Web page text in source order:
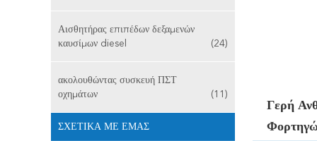
Αισθητήρας επιπέδων δεξαμενών
καυσίμων diesel
(24)
ακολουθώντας συσκευή ΠΣΤ
οχημάτων
(11)
ΣΧΕΤΙΚΆ ΜΕ ΕΜΆΣ
Γερή